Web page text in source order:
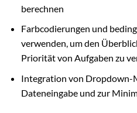
berechnen
Farbcodierungen und
verwenden, um den
Priorität von Aufgaben zu
Integration von Dropdown-
Dateneingabe und zur